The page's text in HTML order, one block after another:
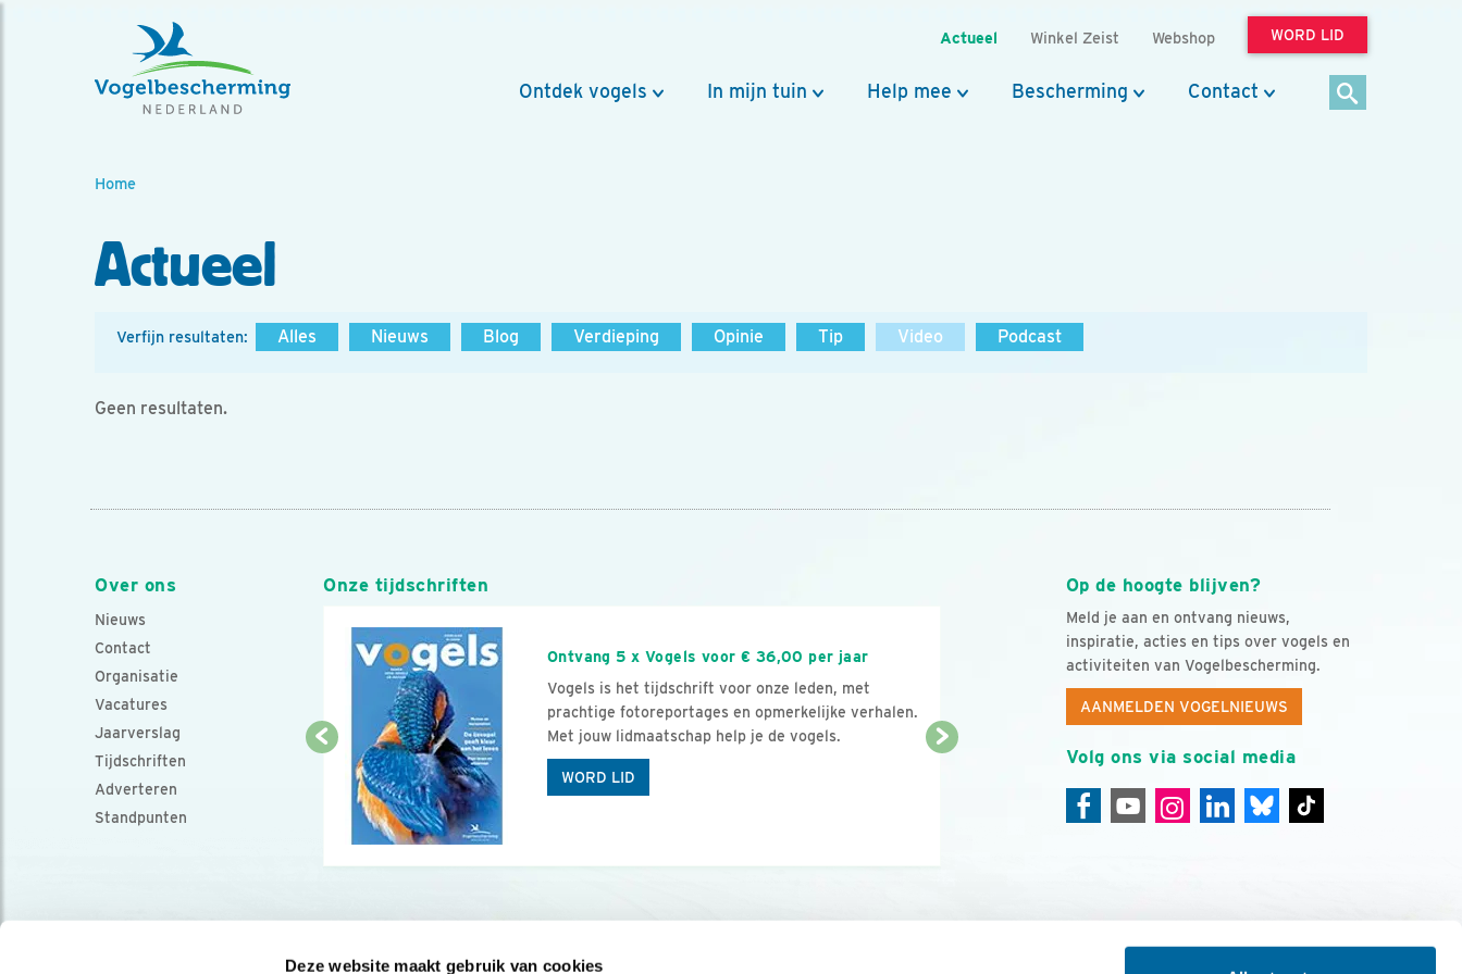
Deze website maakt gebruik van cookies
Actueel Winkel Zeist Webshop WORD LID
Ontdek vogels In mijn tuin Help mee Bescherming Contact
Home
Actueel
Verfijn resultaten: Alles Nieuws Blog Verdieping Opinie Tip Video Podcast
Geen resultaten.
Over ons
Nieuws
Contact
Organisatie
Vacatures
Jaarverslag
Tijdschriften
Adverteren
Standpunten
Op de hoogte blijven?
Meld je aan en ontvang nieuws,
inspiratie, acties en tips over vogels en
activiteiten van Vogelbescherming.
AANMELDEN VOGELNIEUWS
Volg ons via social media
Onze tijdschriften
Ontvang 5 x Vogels voor € 36,00 per jaar
Vogels is het tijdschrift voor onze leden, met
prachtige fotoreportages en opmerkelijke verhalen.
Met jouw lidmaatschap help je de vogels.
WORD LID